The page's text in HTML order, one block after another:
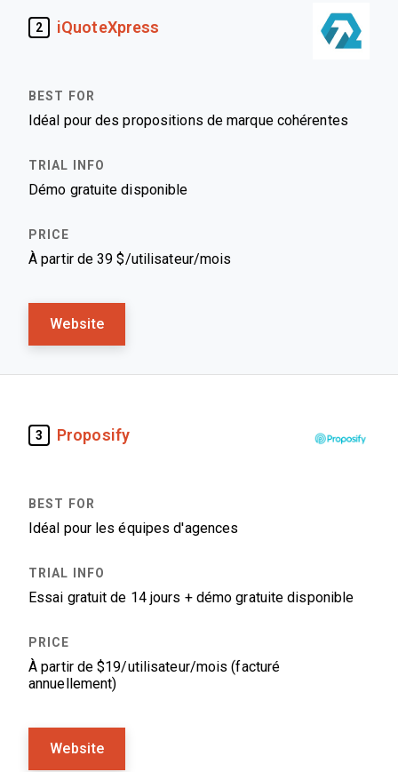
2 iQuoteXpress
Idéal pour des propositions de marque cohérentes
Démo gratuite disponible
À partir de 39 $/utilisateur/mois
Website
3 Proposify
Idéal pour les équipes d'agences
Essai gratuit de 14 jours + démo gratuite disponible
À partir de $19/utilisateur/mois (facturé
annuellement)
Website